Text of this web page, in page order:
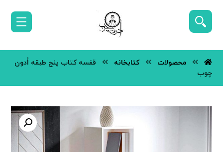
محصولات کتابخانه
قفسه کتاب پنج طبقه اُدون
چوب